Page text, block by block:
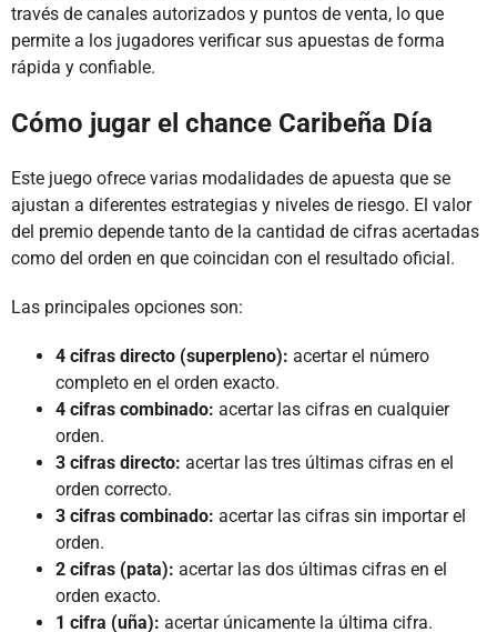
través de canales autorizados y puntos de venta, lo que
permite a los jugadores verificar sus apuestas de forma
rápida y confiable.
Cómo jugar el chance Caribeña Día
Este juego ofrece varias modalidades de apuesta que se
ajustan a diferentes estrategias y niveles de riesgo. El valor
del premio depende tanto de la cantidad de cifras acertadas
como del orden en que coincidan con el resultado oficial.
Las principales opciones son:
4 cifras directo (superpleno): acertar el número
completo en el orden exacto.
4 cifras combinado: acertar las cifras en cualquier
orden.
3 cifras directo: acertar las tres últimas cifras en el
orden correcto.
3 cifras combinado: acertar las cifras sin importar el
orden.
2 cifras (pata): acertar las dos últimas cifras en el
orden exacto.
1 cifra (uña): acertar únicamente la última cifra.